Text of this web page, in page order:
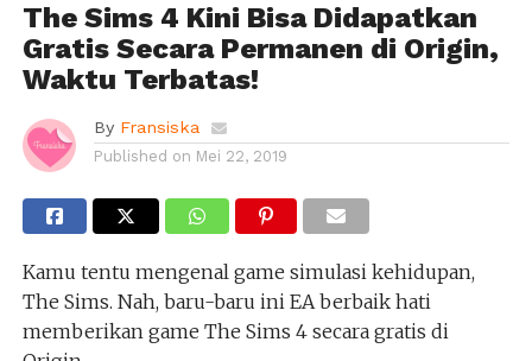
The Sims 4 Kini Bisa Didapatkan
Gratis Secara Permanen di Origin,
Waktu Terbatas!
By Fransiska
Published on Mei 22, 2019
Kamu tentu mengenal game simulasi kehidupan,
The Sims. Nah, baru-baru ini EA berbaik hati
memberikan game The Sims 4 secara gratis di